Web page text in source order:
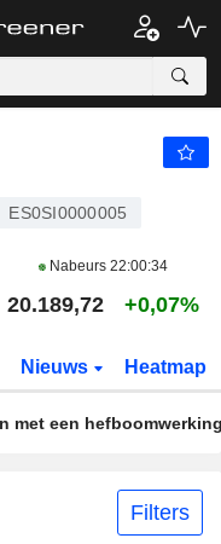
ES0SI0000005
Nabeurs 22:00:34
20.189,72 +0,07%
Nieuws Heatmap
met een
Filters